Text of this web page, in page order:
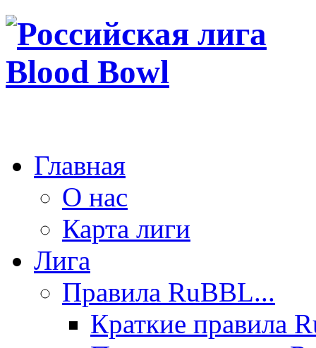
Главная
О нас
Карта лиги
Лига
Правила RuBBL...
Краткие правила